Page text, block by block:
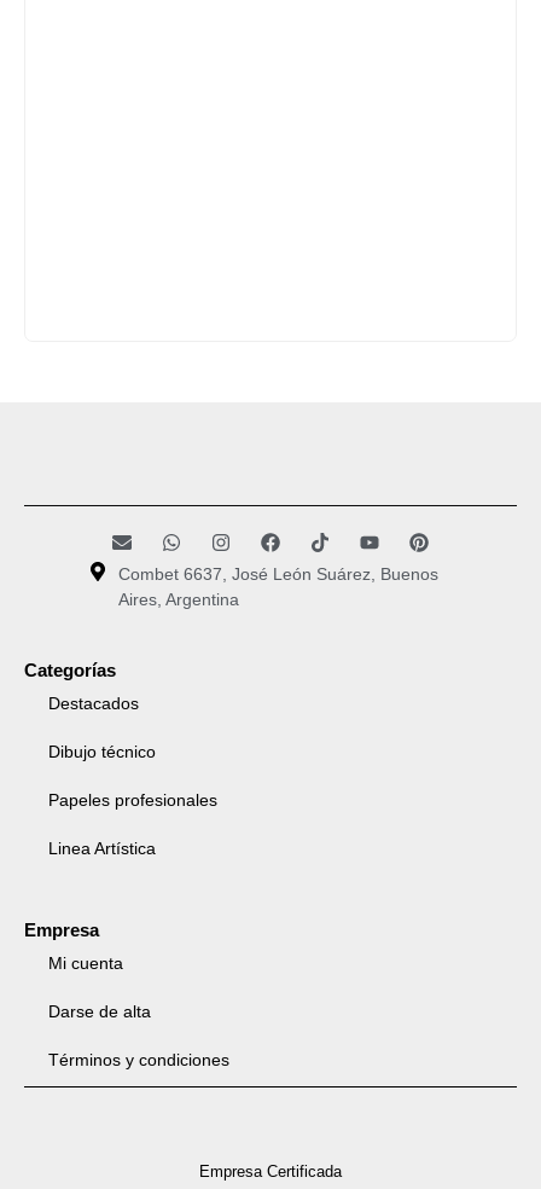
Combet 6637, José León Suárez, Buenos
Aires, Argentina
Categorías
Destacados
Dibujo técnico
Papeles profesionales
Linea Artística
Empresa
Mi cuenta
Darse de alta
Términos y condiciones
Empresa Certificada